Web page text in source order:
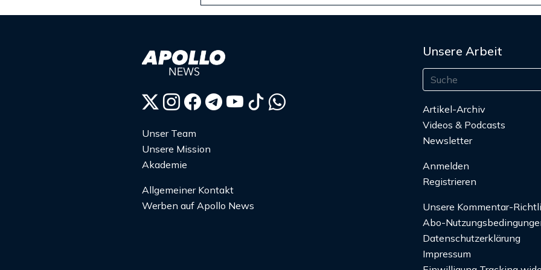
Unser Team
Unsere Mission
Akademie
Allgemeiner Kontakt
Werben auf Apollo News
Unsere Arbeit
Artikel-Archiv
Videos & Podcasts
Newsletter
Anmelden
Registrieren
Unsere Kommentar-
Abo-
Datenschutzerklärung
Impressum